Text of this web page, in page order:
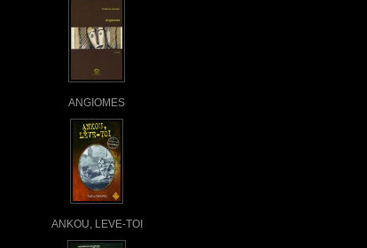
ANGIOMES
ANKOU, LEVE-TOI